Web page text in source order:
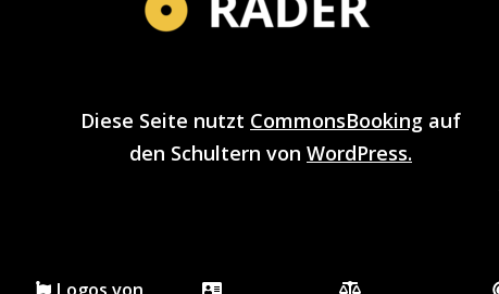
Diese Seite nutzt CommonsBooking auf
den Schultern von WordPress.